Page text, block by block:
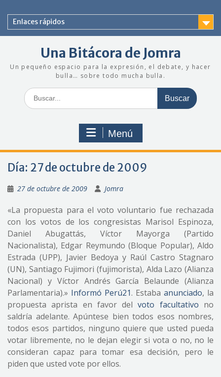
contenido
Enlaces rápidos
Una Bitácora de Jomra
Un pequeño espacio para la expresión, el debate, y hacer
bulla… sobre todo mucha bulla.
Buscar:
Menú
Día: 27 de octubre de 2009
27 de octubre de 2009 Jomra
«La propuesta para el voto voluntario fue rechazada
con los votos de los congresistas Marisol Espinoza,
Daniel Abugattás, Víctor Mayorga (Partido
Nacionalista), Edgar Reymundo (Bloque Popular), Aldo
Estrada (UPP), Javier Bedoya y Raúl Castro Stagnaro
(UN), Santiago Fujimori (fujimorista), Alda Lazo (Alianza
Nacional) y Víctor Andrés García Belaunde (Alianza
Parlamentaria).» Informó Perú21. Estaba anunciado, la
propuesta aprista en favor delvoto facultativo no
saldría adelante. Apúntese bien todos esos nombres,
todos esos partidos, ninguno quiere que usted pueda
votar libremente, no le dejan elegir si vota o no, no le
consideran capaz para tomar esa decisión, pero le
piden que usted vote por ellos.